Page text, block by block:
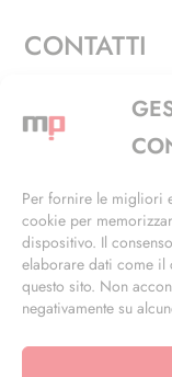
Per fornire le migliori
cookie per
dispositivo. Il
elaborare dati come il
questo sito. Non
negativamente su
CONTATTI
Via Alfieri,
+39 02